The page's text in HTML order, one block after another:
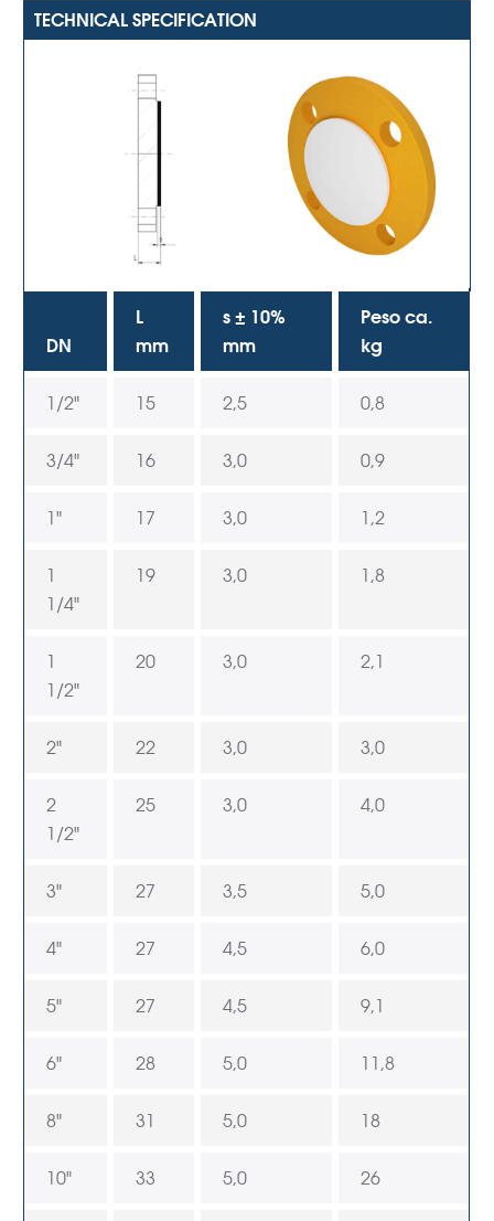
TECHNICAL SPECIFICATION
DN
L
mm
s ± 10%
mm
Peso ca.
kg
1/2" 15 2,5 0,8
3/4" 16 3,0 0,9
1" 17 3,0 1,2
1
1/4"
19 3,0 1,8
1
1/2"
20 3,0 2,1
2" 22 3,0 3,0
2
1/2"
25 3,0 4,0
3" 27 3,5 5,0
4" 27 4,5 6,0
5" 27 4,5 9,1
6" 28 5,0 11,8
8" 31 5,0 18
10" 33 5,0 26